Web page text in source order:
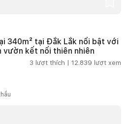
340m² tại Đắk Lắk nổi bật với
vườn kết nối thiên nhiên
3 lượt thích | 12.839 lượt xem